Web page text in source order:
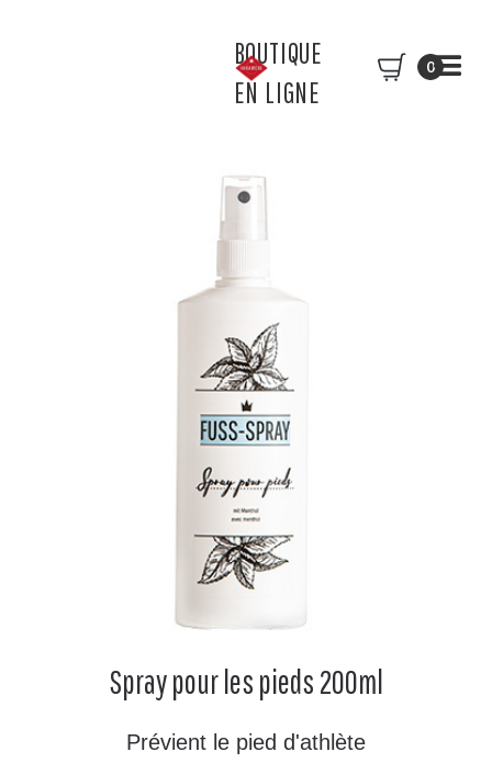
BOUTIQUE
EN LIGNE
0
Spray pour les pieds 200ml
Prévient le pied d'athlète